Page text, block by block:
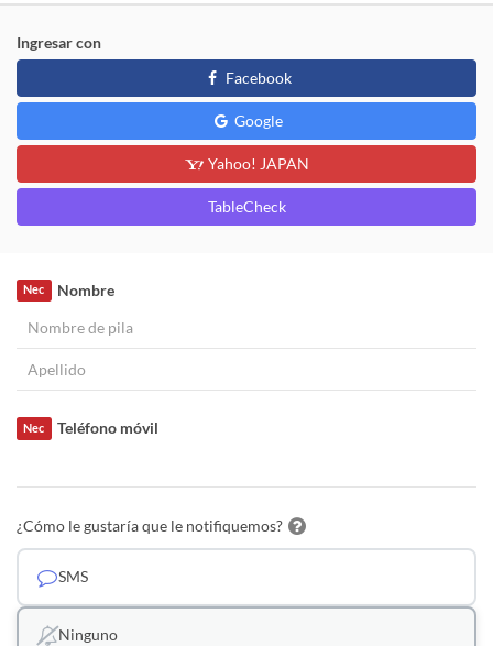
Ingresar con
Facebook
Google
Yahoo! JAPAN
TableCheck
Nombre
Nec
Teléfono móvil
Nec
¿Cómo le gustaría que le notifiquemos?
SMS
Ninguno